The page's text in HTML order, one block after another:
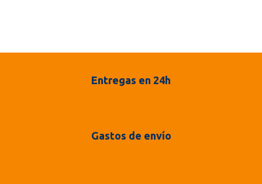
Entregas en 24h
Gastos de envío